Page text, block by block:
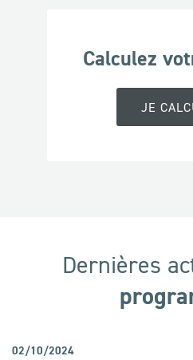
Calculez
JE
Dernières
02/10/2024